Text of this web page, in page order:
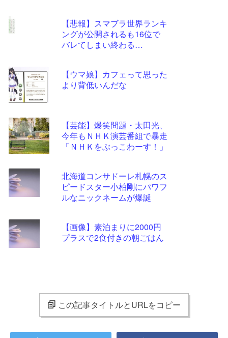
【悲報】スマブラ世界ランキ
ングが公開されるも16位で
バレてしまい終わる…
【ウマ娘】カフェって思った
より背低いんだな
【芸能】爆笑問題・太田光、
今年もＮＨＫ演芸番組で暴走
「ＮＨＫをぶっこわーす！」
北海道コンサドーレ札幌のス
ピードスター小柏剛にパワフ
ルなニックネームが爆誕
【画像】素泊まりに2000円
プラスで2食付きの朝ごはん
この記事タイトルとURLをコピー